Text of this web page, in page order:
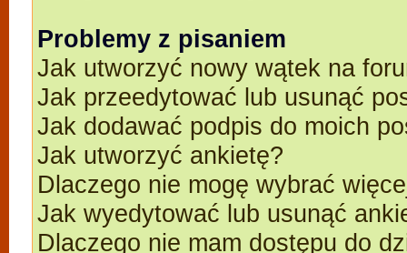
Problemy z pisaniem
Jak utworzyć nowy wątek na
Jak przeedytować lub usunąć
Jak dodawać podpis do moich
Jak utworzyć ankietę?
Dlaczego nie mogę wybrać
Jak wyedytować lub usunąć
Dlaczego nie mam dostępu do